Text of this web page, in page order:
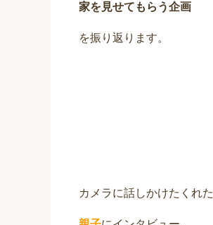
家を見せてもらう企画
を振り返ります。
カメラに話しかけたくれた